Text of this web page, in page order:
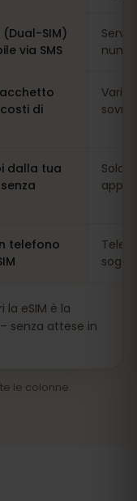
SIM)
via SMS
di
dalla tua
Solo
app
telefono
eSIM è la
– senza attese in
le colonne.